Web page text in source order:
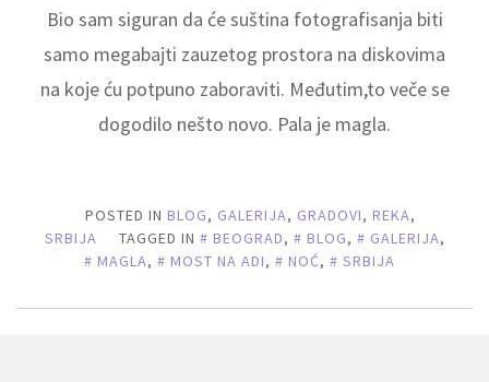
Bio sam siguran da će suština fotografisanja biti
samo megabajti zauzetog prostora na diskovima
na koje ću potpuno zaboraviti. Međutim,to veče se
dogodilo nešto novo. Pala je magla.
POSTED IN BLOG, GALERIJA, GRADOVI, REKA,
SRBIJA
TAGGED IN BEOGRAD, BLOG, GALERIJA,
MAGLA, MOST NA ADI, NOĆ, SRBIJA